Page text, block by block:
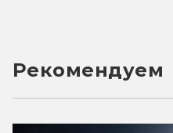
Рекомендуем